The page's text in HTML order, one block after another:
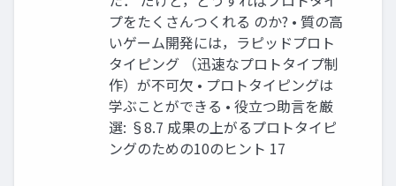
プをたくさんつくれる のか? • 質の高
いゲーム開発には，ラピッドプロト
タイピング （迅速なプロトタイプ制
作）が不可欠 • プロトタイピングは
学ぶことができる • 役立つ助言を厳
選: §8.7 成果の上がるプロトタイピ
ングのための10のヒント 17